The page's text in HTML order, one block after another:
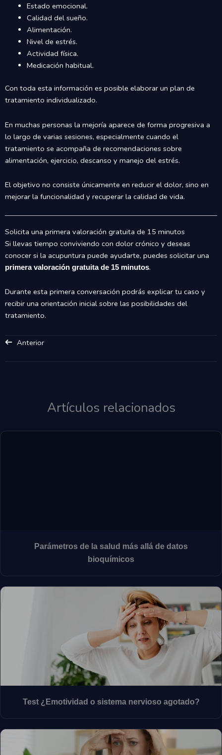
Estado emocional.
Calidad del sueño.
Alimentación.
Nivel de estrés.
Actividad física.
Medicación habitual.
Con toda esta información es posible elaborar un plan de
tratamiento individualizado.
En muchas personas la mejoría aparece de forma progresiva a
lo largo de varias sesiones, especialmente cuando el
tratamiento se acompaña de recomendaciones sobre
alimentación, ejercicio, descanso y manejo del estrés.
El objetivo no consiste únicamente en reducir el dolor, sino en
mejorar la funcionalidad y recuperar la calidad de vida.
Solicita una primera valoración gratuita de 15 minutos
Si llevas tiempo conviviendo con dolor crónico y deseas
conocer si la acupuntura puede ayudarte, puedes solicitar una
primera valoración gratuita de 15 minutos.
Durante esta primera conversación podrás explicar tu caso y
recibir una orientación inicial sobre las posibilidades del
tratamiento.
Anterior
Artículos relacionados
Parámetros de la salud más allá de datos
bioquímicos
Test ¿Emotividad o sistema nervioso agotado?